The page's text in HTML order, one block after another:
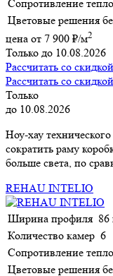
Сопротивление
Цветовые решения
цена от 7 900 ₽/м2
Только до 10.08.2026
Рассчитать со
Рассчитать со
Только
до 10.08.2026
Ноу-хау
сократить раму
больше света, по
REHAU INTELIO
Ширина профиля
Количество камер 6
Сопротивление
Цветовые решения